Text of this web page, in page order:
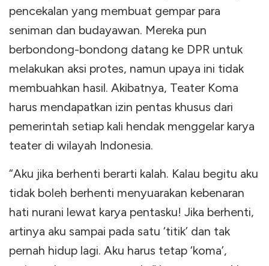
pencekalan yang membuat gempar para
seniman dan budayawan. Mereka pun
berbondong-bondong datang ke DPR untuk
melakukan aksi protes, namun upaya ini tidak
membuahkan hasil. Akibatnya, Teater Koma
harus mendapatkan izin pentas khusus dari
pemerintah setiap kali hendak menggelar karya
teater di wilayah Indonesia.
“Aku jika berhenti berarti kalah. Kalau begitu aku
tidak boleh berhenti menyuarakan kebenaran
hati nurani lewat karya pentasku! Jika berhenti,
artinya aku sampai pada satu ‘titik’ dan tak
pernah hidup lagi. Aku harus tetap ‘koma’,